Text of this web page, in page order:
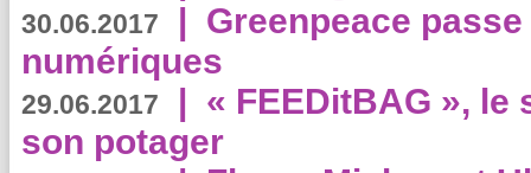
30.06.2017 | Greenpeace
numériques
29.06.2017 | « FEEDitBAG », le
son potager